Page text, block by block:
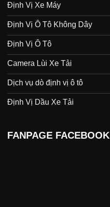
Định Vị Xe Máy
Định Vị Ô Tô Không Dây
Định Vị Ô Tô
Camera Lùi Xe Tải
Dịch vụ dò định vị ô tô
Định Vị Dầu Xe Tải
FANPAGE FACEBOOK